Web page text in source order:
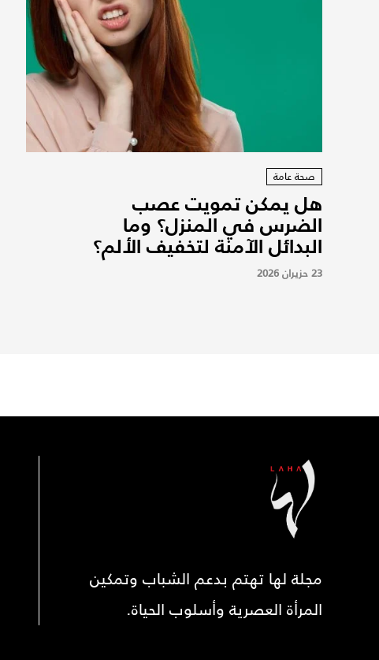
صحة عامة
هل يمكن تمويت عصب
الضرس في المنزل؟ وما
البدائل الآمنة لتخفيف الألم؟
23 حزيران 2026
مجلة لها تهتم بدعم الشباب وتمكين
المرأة العصرية وأسلوب الحياة.